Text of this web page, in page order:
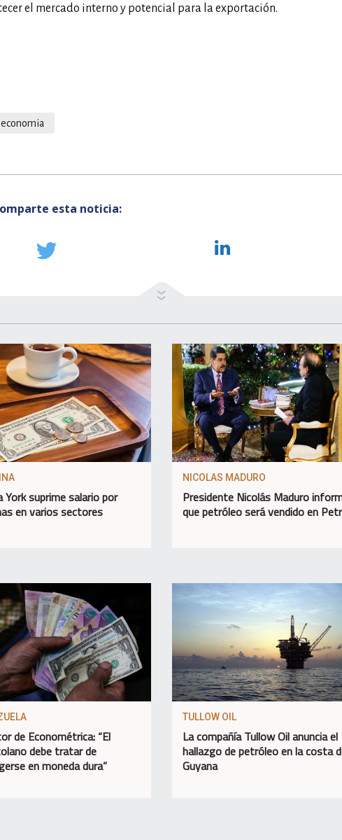
el mercado interno y potencial para la exportación.
economia
esta noticia:
York suprime salario por
en varios sectores
NICOLAS MADURO
Presidente Nicolás Maduro
que petróleo será vendido en
de Econométrica: “El
debe tratar de
en moneda dura”
TULLOW OIL
La compañía Tullow Oil anuncia el
hallazgo de petróleo en la costa
Guyana